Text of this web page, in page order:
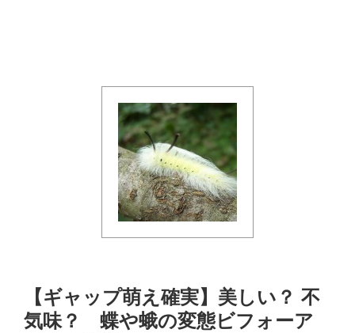
【ギャップ萌え確実】美しい？ 不
気味？ 蝶や蛾の変態ビフォーア